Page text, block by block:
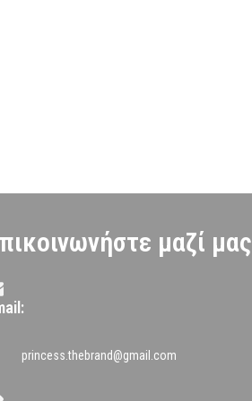
μαζί μας
princess.thebrand@gmail.com